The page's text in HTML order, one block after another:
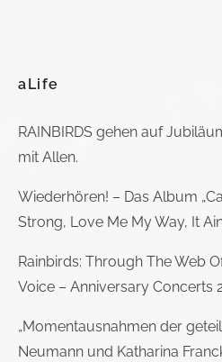
aLife
RAINBIRDS gehen auf
mit Allen.
Wiederhören! – Das Album
Strong, Love Me My Way, It
Rainbirds: Through The Web
Voice – Anniversary Concerts
„Momentausnahmen der
Neumann und Katharina